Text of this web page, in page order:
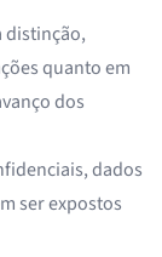
distinção,
quanto em
dos
dados
ser expostos